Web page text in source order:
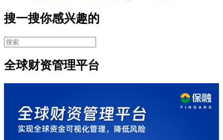
搜一搜你感兴趣的
全球财资管理平台